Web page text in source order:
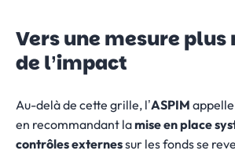
Vers une mesure plus
de l’impact
Au-delà de cette grille, l’ASPIM
en recommandant lamise en place
contrôles externessur les fonds se